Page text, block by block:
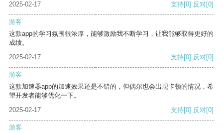
2025-02-17
支持[0] 反对[0]
游客
这款app的学习氛围很浓厚，能够激励我不断学习，让我能够取得更好的
成绩。
2025-02-17
支持[0] 反对[0]
游客
这款加速器app的加速效果还是不错的，但偶尔也会出现卡顿的情况，希
望开发者能够优化一下。
2025-02-17
支持[0] 反对[0]
游客